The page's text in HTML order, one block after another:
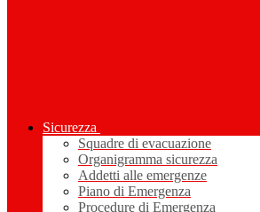
Sicurezza
Squadre di evacuazione
Organigramma sicurezza
Addetti alle emergenze
Piano di Emergenza
Procedure di Emergenza